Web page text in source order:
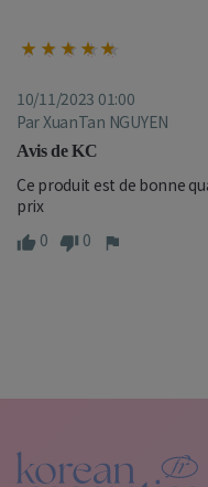
10/11/2023 01:00
Par XuanTan NGUYEN
Avis de KC
Ce produit est de bonne
prix
0
0